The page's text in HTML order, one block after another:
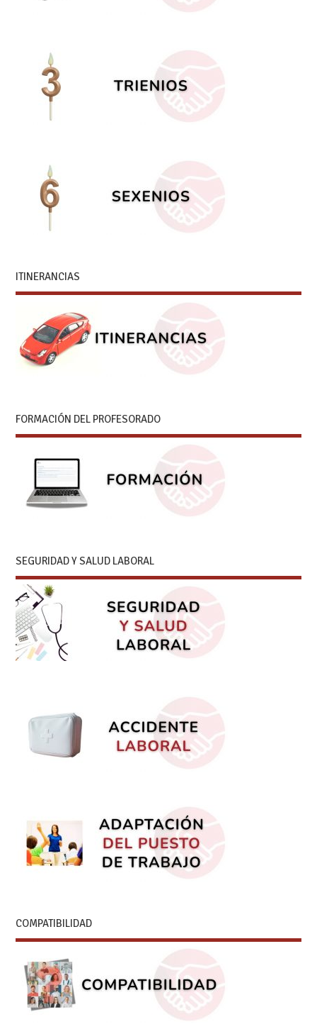
ITINERANCIAS
FORMACIÓN DEL PROFESORADO
SEGURIDAD Y SALUD LABORAL
COMPATIBILIDAD